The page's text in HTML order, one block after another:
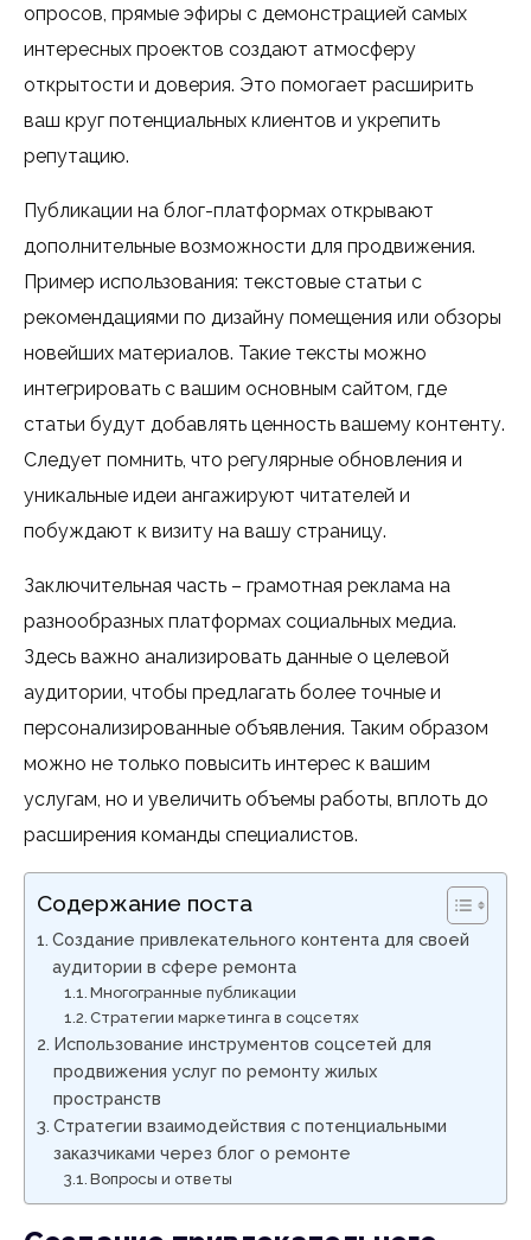
опросов, прямые эфиры с демонстрацией самых
интересных проектов создают атмосферу
открытости и доверия. Это помогает расширить
ваш круг потенциальных клиентов и укрепить
репутацию.
Публикации на блог-платформах открывают
дополнительные возможности для продвижения.
Пример использования: текстовые статьи с
рекомендациями по дизайну помещения или обзоры
новейших материалов. Такие тексты можно
интегрировать с вашим основным сайтом, где
статьи будут добавлять ценность вашему контенту.
Следует помнить, что регулярные обновления и
уникальные идеи ангажируют читателей и
побуждают к визиту на вашу страницу.
Заключительная часть – грамотная реклама на
разнообразных платформах социальных медиа.
Здесь важно анализировать данные о целевой
аудитории, чтобы предлагать более точные и
персонализированные объявления. Таким образом
можно не только повысить интерес к вашим
услугам, но и увеличить объемы работы, вплоть до
расширения команды специалистов.
Содержание поста
Создание привлекательного контента для своей
аудитории в сфере ремонта
Многогранные публикации
Стратегии маркетинга в соцсетях
Использование инструментов соцсетей для
продвижения услуг по ремонту жилых
пространств
Стратегии взаимодействия с потенциальными
заказчиками через блог о ремонте
Вопросы и ответы